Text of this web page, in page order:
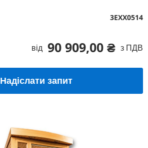
90 909,00 ₴ з ПДВ
від
3EXX0514
Надіслати запит